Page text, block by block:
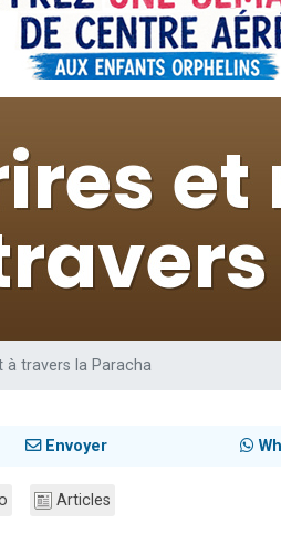
4 personnes viennent de nous rejoindre
3 personnes viennent de nous rejoindre
Odaya vient de donner son Maasser
2 personnes viennent de nous rejoindre
13 personnes viennent de demander une
30 personnes viennent de faire un
Il reste 49 places pour étudier en
12 nouvelles musiques dans Torah-
à travers la Paracha
Envoyer
Articles